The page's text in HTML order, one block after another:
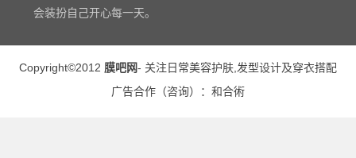
会装扮自己开心每一天。
Copyright©2012 膜吧网- 关注日常美容护肤 发型设计及穿衣搭配
广告合作（咨询）： 和合術